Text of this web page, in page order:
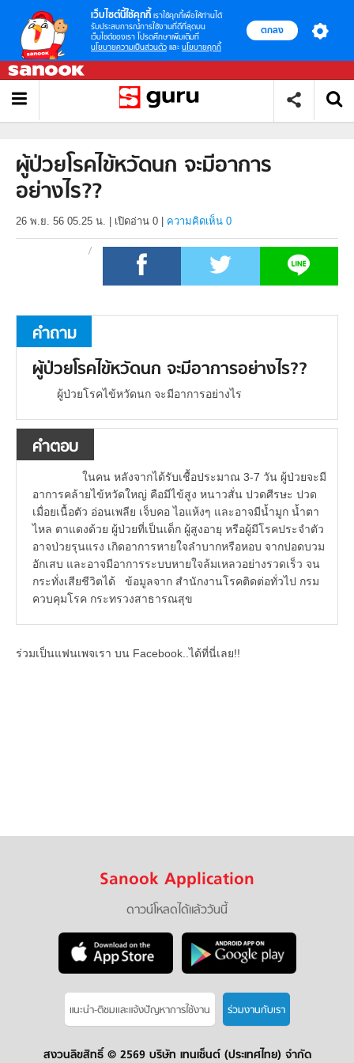
เว็บไซต์นี้ใช้คุกกี้ เราใช้คุกกี้เพื่อให้ท่านได้
รับประสบการณ์การใช้งานที่ดีที่สุดบน
เว็บไซต์ของเรา โปรดศึกษาเพิ่มเติมที่
นโยบายความเป็นส่วนตัว และ นโยบายคุกกี้
ตกลง
ผู้ป่วยโรคไข้หวัดนก จะมีอาการ
อย่างไร??
26 พ.ย. 56 05.25 น. เปิดอ่าน 0 ความคิดเห็น 0
คำถาม
ผู้ป่วยโรคไข้หวัดนก จะมีอาการอย่างไร??
ผู้ป่วยโรคไข้หวัดนก จะมีอาการอย่างไร
คำตอบ
ในคน หลังจากได้รับเชื้อประมาณ 3-7 วัน ผู้ป่วยจะมี
อาการคล้ายไข้หวัดใหญ่ คือมีไข้สูง หนาวสั่น ปวดศีรษะ ปวด
เมื่อยเนื้อตัว อ่อนเพลีย เจ็บคอ ไอแห้งๆ และอาจมีน้ำมูก น้ำตา
ไหล ตาแดงด้วย ผู้ป่วยที่เป็นเด็ก ผู้สูงอายุ หรือผู้มีโรคประจำตัว
อาจป่วยรุนแรง เกิดอาการหายใจลำบากหรือหอบ จากปอดบวม
อักเสบ และอาจมีอาการระบบหายใจล้มเหลวอย่างรวดเร็ว จน
กระทั่งเสียชีวิตได้ ข้อมูลจาก สำนักงานโรคติดต่อทั่วไป กรม
ควบคุมโรค กระทรวงสาธารณสุข
ร่วมเป็นแฟนเพจเรา บน Facebook..ได้ที่นี่เลย!!
Sanook Application
ดาวน์โหลดได้แล้ววันนี้
แนะนำ-ติชมเเละแจ้งปัญหาการใช้งาน ร่วมงานกับเรา
สงวนลิขสิทธิ์ © 2569 บริษัท เทนเซ็นต์ (ประเทศไทย) จำกัด